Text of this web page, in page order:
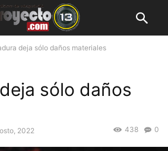
deja sólo daños materiales
sólo daños
2022 0
438